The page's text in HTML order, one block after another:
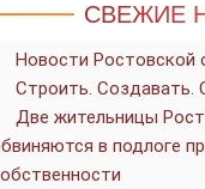
СВЕЖИЕ
Новости Ростовской
Строить. Создавать.
Две жительницы
в подлоге